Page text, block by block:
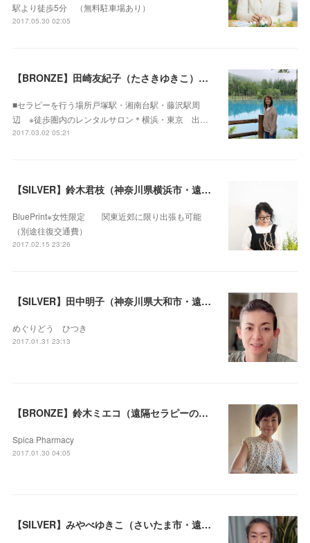
駅より徒歩5分 （無料駐車場あり）
2017.05.30 02:05
【BRONZE】田崎友紀子（たさきゆきこ）（神奈川県横浜市・遠隔セラピー可）
■セラピーを行う場所戸塚駅・湘南台駅・藤沢駅周
辺 ※徒歩圏内のレンタルサロン＊横浜・東京 出…
2017.03.02 05:21
【SILVER】鈴木君枝（神奈川県横浜市・遠隔セラピー可）
BluePrint※女性限定 関東近郊に限り出張も可能
（別途往復交通費）
2017.02.15 23:26
【SILVER】田中明子（神奈川県大和市・遠隔セラピー可）
めぐりどう ひつき
2017.01.31 23:13
【BRONZE】鈴木ミエコ（遠隔セラピーのみ）
Spica Pharmacy
2017.01.30 04:05
【SILVER】みやべゆきこ（さいたま市・遠隔セラピー可）